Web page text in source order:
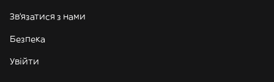
Зв'язатися з нами
Безпека
Увійти